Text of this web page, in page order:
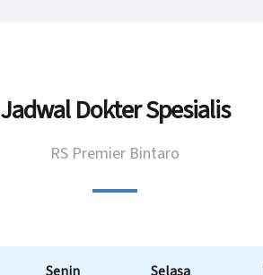
Jadwal Dokter Spesialis
RS Premier Bintaro